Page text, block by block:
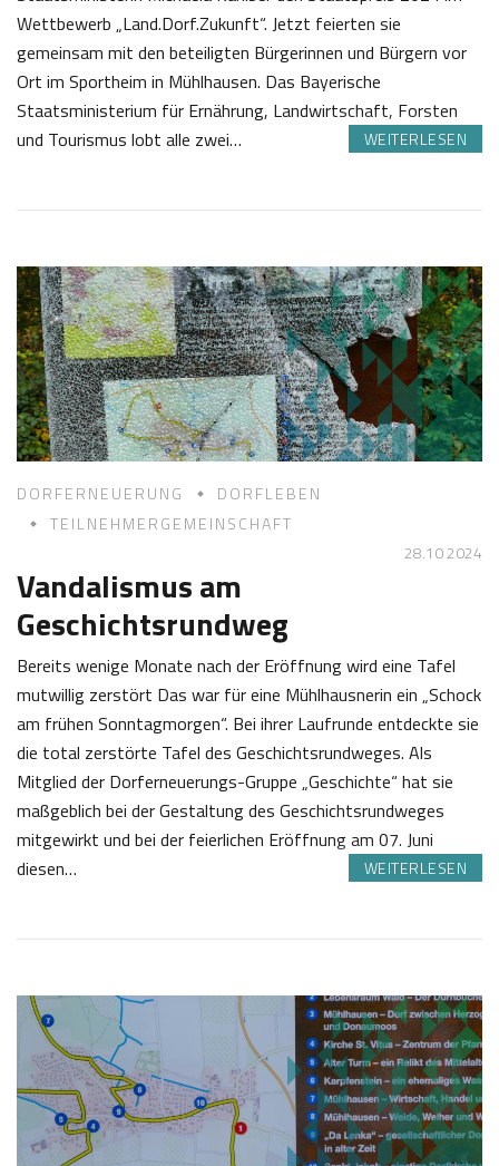
Wettbewerb „Land.Dorf.Zukunft“. Jetzt feierten sie
gemeinsam mit den beteiligten Bürgerinnen und Bürgern vor
Ort im Sportheim in Mühlhausen. Das Bayerische
Staatsministerium für Ernährung, Landwirtschaft, Forsten
und Tourismus lobt alle zwei…
WEITERLESEN
2
1
1
2
0
2
4
o
e
f
K
a
s
t
l
DORFERNEUERUNG
DORFLEBEN
TEILNEHMERGEMEINSCHAFT
28.10 2024
Vandalismus am
Geschichtsrundweg
Bereits wenige Monate nach der Eröffnung wird eine Tafel
mutwillig zerstört Das war für eine Mühlhausnerin ein „Schock
am frühen Sonntagmorgen“. Bei ihrer Laufrunde entdeckte sie
die total zerstörte Tafel des Geschichtsrundweges. Als
Mitglied der Dorferneuerungs-Gruppe „Geschichte“ hat sie
maßgeblich bei der Gestaltung des Geschichtsrundweges
mitgewirkt und bei der feierlichen Eröffnung am 07. Juni
diesen…
WEITERLESEN
8
1
0
o
e
a